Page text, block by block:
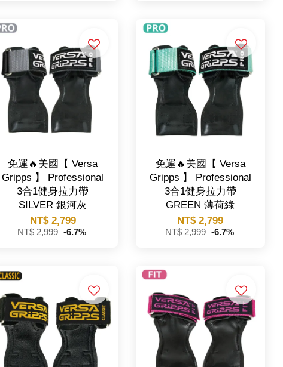
免運🔥美國【 Versa
Gripps 】 Professional
3合1健身拉力帶
SILVER 銀河灰
NT$ 2,799
NT$ 2,999 -6.7%
免運🔥美國【 Versa
Gripps 】 Professional
3合1健身拉力帶
GREEN 薄荷綠
NT$ 2,799
NT$ 2,999 -6.7%